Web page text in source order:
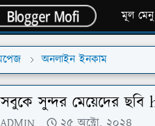
মূল মেনু
অনলাইন ইনকাম
সুন্দর মেয়েদের ছবি